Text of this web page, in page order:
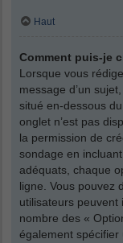
Haut
Comment puis-je
Lorsque vous
message d’un
situé en-dessous
onglet n’est pas
la permission de
sondage en
adéquats, chaque
ligne. Vous pouvez
utilisateurs peuvent
nombre des «
également